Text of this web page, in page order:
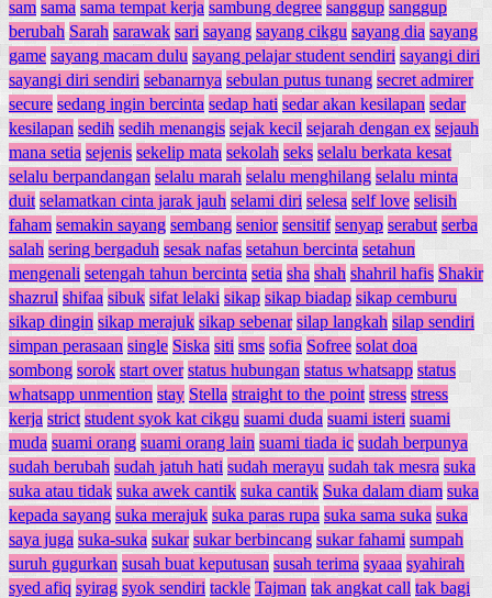
sam sama sama tempat kerja sambung degree sanggup sanggup
berubah Sarah sarawak sari sayang sayang cikgu sayang dia sayang
game sayang macam dulu sayang pelajar student sendiri sayangi diri
sayangi diri sendiri sebanarnya sebulan putus tunang secret admirer
secure sedang ingin bercinta sedap hati sedar akan kesilapan sedar
kesilapan sedih sedih menangis sejak kecil sejarah dengan ex sejauh
mana setia sejenis sekelip mata sekolah seks selalu berkata kesat
selalu berpandangan selalu marah selalu menghilang selalu minta
duit selamatkan cinta jarak jauh selami diri selesa self love selisih
faham semakin sayang sembang senior sensitif senyap serabut serba
salah sering bergaduh sesak nafas setahun bercinta setahun
mengenali setengah tahun bercinta setia sha shah shahril hafis Shakir
shazrul shifaa sibuk sifat lelaki sikap sikap biadap sikap cemburu
sikap dingin sikap merajuk sikap sebenar silap langkah silap sendiri
simpan perasaan single Siska siti sms sofia Sofree solat doa
sombong sorok start over status hubungan status whatsapp status
whatsapp unmention stay Stella straight to the point stress stress
kerja strict student syok kat cikgu suami duda suami isteri suami
muda suami orang suami orang lain suami tiada ic sudah berpunya
sudah berubah sudah jatuh hati sudah merayu sudah tak mesra suka
suka atau tidak suka awek cantik suka cantik Suka dalam diam suka
kepada sayang suka merajuk suka paras rupa suka sama suka suka
saya juga suka-suka sukar sukar berbincang sukar fahami sumpah
suruh gugurkan susah buat keputusan susah terima syaaa syahirah
syed afiq syirag syok sendiri tackle Tajman tak angkat call tak bagi